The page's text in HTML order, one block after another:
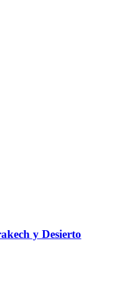
y Desierto